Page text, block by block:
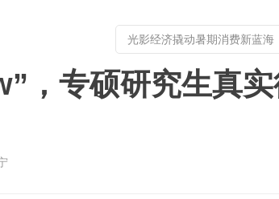
，专硕研究生真